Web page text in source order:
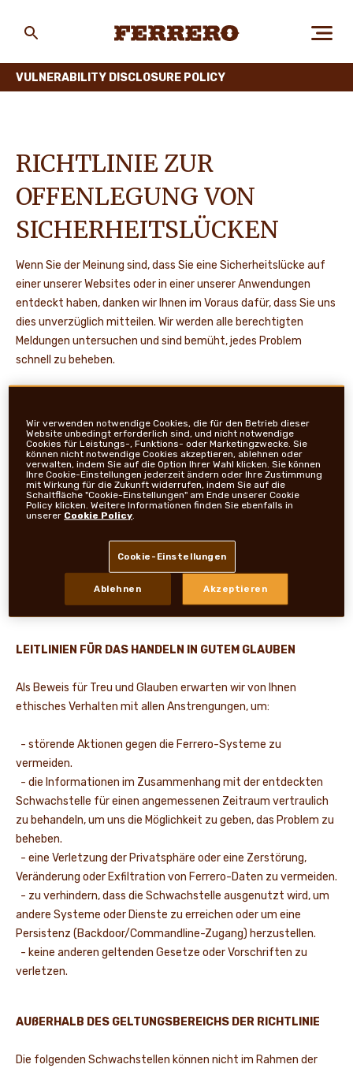
MENSCH UND UMWELT
UNSERE MARKEN
KARRIERE
main
VULNERABILITY DISCLOSURE POLICY
RICHTLINIE ZUR
OFFENLEGUNG VON
SICHERHEITSLÜCKEN
Wenn Sie der Meinung sind, dass Sie eine Sicherheitslücke auf
einer unserer Websites oder in einer unserer Anwendungen
entdeckt haben, danken wir Ihnen im Voraus dafür, dass Sie uns
dies unverzüglich mitteilen. Wir werden alle berechtigten
Meldungen untersuchen und sind bemüht, jedes Problem
schnell zu beheben.
Nachstehend finden Sie Hinweise zur optimalen Meldung einer
Datenschutzproblem melden möchten, wenden Sie sich bitte
an den Datenschutzbeauftragten von Ferrero Deutschland
gemäß unsererDatenschutzerklärung.
Wir werden keine rechtlichen Schritte gegen meldende
Personen einleiten, die in gutem Glauben handeln, noch werden
wir uns an die Strafverfolgungsbehörden wenden. Die Ferrero-
Gruppe behält sich jedoch alle Rechte für den Fall vor, dass die
LEITLINIEN FÜR DAS HANDELN IN GUTEM GLAUBEN
Als Beweis für Treu und Glauben erwarten wir von Ihnen
ethisches Verhalten mit allen Anstrengungen, um:
- störende Aktionen gegen die Ferrero-Systeme zu
vermeiden.
- die Informationen im Zusammenhang mit der entdeckten
Schwachstelle für einen angemessenen Zeitraum vertraulich
zu behandeln, um uns die Möglichkeit zu geben, das Problem zu
beheben.
- eine Verletzung der Privatsphäre oder eine Zerstörung,
Veränderung oder Exfiltration von Ferrero-Daten zu vermeiden.
- zu verhindern, dass die Schwachstelle ausgenutzt wird, um
andere Systeme oder Dienste zu erreichen oder um eine
Persistenz (Backdoor/Commandline-Zugang) herzustellen.
- keine anderen geltenden Gesetze oder Vorschriften zu
verletzen.
AUßERHALB DES GELTUNGSBEREICHS DER RICHTLINIE
Die folgenden Schwachstellen können nicht im Rahmen der
Wir verwenden notwendige Cookies, die für den Betrieb dieser
Website unbedingt erforderlich sind, und nicht notwendige
Cookies für Leistungs-, Funktions- oder Marketingzwecke. Sie
können nicht notwendige Cookies akzeptieren, ablehnen oder
verwalten, indem Sie auf die Option Ihrer Wahl klicken. Sie können
Ihre Cookie-Einstellungen jederzeit ändern oder Ihre Zustimmung
mit Wirkung für die Zukunft widerrufen, indem Sie auf die
Schaltfläche "Cookie-Einstellungen" am Ende unserer Cookie
Policy klicken. Weitere Informationen finden Sie ebenfalls in
unserer Cookie Policy
Cookie-Einstellungen
Ablehnen Akzeptieren